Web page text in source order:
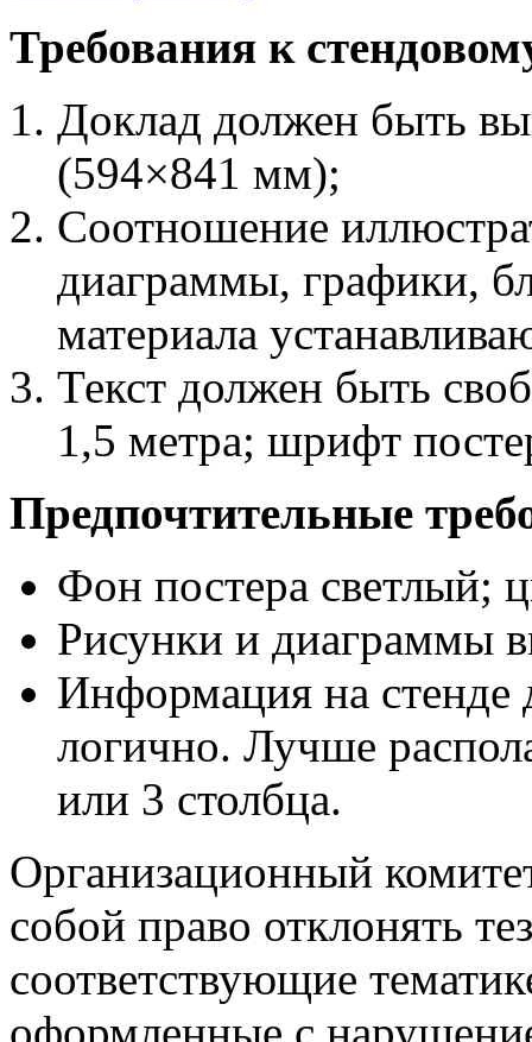
Требования к
Доклад должен быть
(594×841 мм);
Соотношение
диaгpaммы, графики,
материала
Текст должен быть
1,5 метра; шрифт
Предпочтительные
Фон постера светлый;
Рисунки и диаграммы
Информация на стенде
логично. Лучше
или 3 столбца.
Организационный
собой право отклонять
соответствующие